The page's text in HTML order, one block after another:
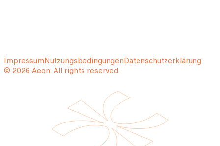
ImpressumNutzungsbedingungenDatenschutzerklärung
© 2026 Aeon. All rights reserved.